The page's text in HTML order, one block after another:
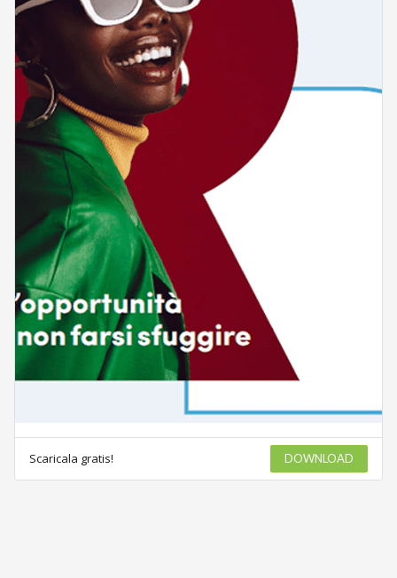
Scaricala gratis! DOWNLOAD